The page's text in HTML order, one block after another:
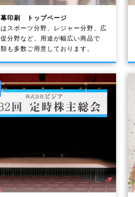
印刷 トップページ
スポーツ分野、レジャー分野、広
分野など、用途が幅広い商品で
も多数ご用意しております。